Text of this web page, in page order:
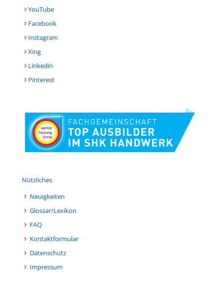
YouTube
Facebook
Instagram
Xing
Linkedin
Pinterest
Nützliches
Neuigkeiten
Glossar/Lexikon
FAQ
Kontaktformular
Datenschutz
Impressum